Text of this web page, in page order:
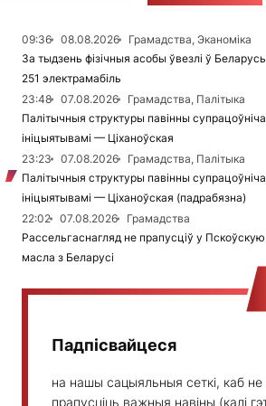
09:36 08.08.2026
Грамадства, Эканоміка
За тыдзень фізічныя асобы ўвезлі ў
251 электрамабіль
23:48
07.08.2026
Грамадства, Палітыка
Палітычныя структуры павінны
ініцыятывамі — Ціханоўская
23:23
07.08.2026
Грамадства, Палітыка
Палітычныя структуры павінны
ініцыятывамі — Ціханоўская (падрабязна)
22:02
07.08.2026
Грамадства
Рассельгаснагляд не прапусціў у
масла з Беларусі
Падпісвайцеся
на нашы сацыяльныя сеткі, каб не
прапусціць важныя навіны (калі